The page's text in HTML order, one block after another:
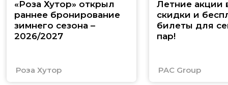
«Роза Хутор» открыл
раннее бронирование
зимнего сезона –
2026/2027
Роза Хутор
Летние акции
скидки и
билеты для
пар!
PAC Group